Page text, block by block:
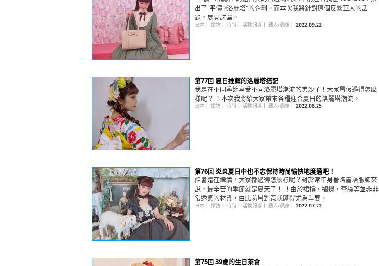
出了"平價 ×洛麗塔"的企劃。而本次我將針對這個反響巨大的話
題，展開討論。
日本 採訪 時尚 活動報導 藝人/偶像 2022.09.22
第77回 夏日推薦的洛麗塔搭配
我是在不同季節享受不同洛麗塔潮流的美沙子！大家暑假過得怎麼
樣呢？ ！本次我將給大家帶來各種迎合夏日的洛麗塔潮流。
日本 採訪 時尚 活動報導 藝人/偶像 2022.08.25
第76回 炎炎夏日中也不忘保持時尚愉快地度過吧！
酷暑還在繼續，大家都過得怎麼樣呢？對於常年身著洛麗塔服飾來
說，最辛苦的季節就是夏天了！ ！由於裙撐，褶邊，蕾絲等並非非
常透氣的材質，由此防暑對策就顯得尤為重要。
日本 採訪 時尚 活動報導 藝人/偶像 2022.07.22
第75回 39歲的生日茶會